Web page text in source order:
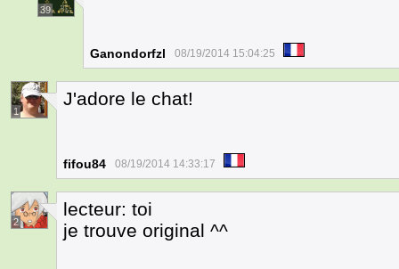
39
Ganondorfzl 08/19/2014 15:04:25
1
J'adore le chat!
fifou84 08/19/2014 14:33:17
2
lecteur: toi
je trouve original ^^